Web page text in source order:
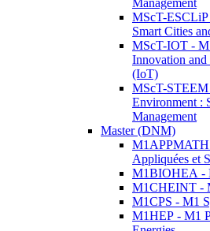
Management
MScT-
Smart Cities
MScT-IOT -
Innovation and
(IoT)
MScT-
Environment :
Management
Master (DNM)
M1APPMATH
Appliquées et
M1BIOHEA -
M1CHEINT -
M1CPS - M1
M1HEP - M1